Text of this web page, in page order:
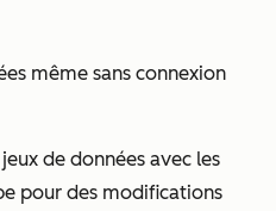
même sans connexion
de données avec les
pour des modifications